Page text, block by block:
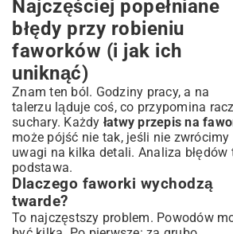
Najczęściej popełniane
błędy przy robieniu
faworków (i jak ich
uniknąć)
Znam ten ból. Godziny pracy, a na
talerzu ląduje coś, co przypomina
suchary. Każdy łatwy przepis na
może pójść nie tak, jeśli nie zwrócimy
uwagi na kilka detali. Analiza błędów
podstawa.
Dlaczego faworki wychodzą
twarde?
To najczęstszy problem. Powodów